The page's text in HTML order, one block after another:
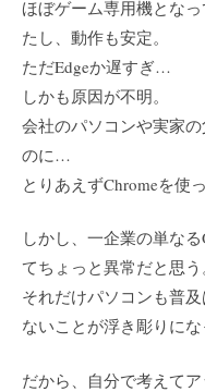
ほぼゲーム専用機とな
たし、動作も安定。
ただEdgeか遅すぎ…
しかも原因が不明。
会社のパソコンや実家
のに…
とりあえずChromeを使っ
しかし、一企業の単な
てちょっと異常だと思う
それだけパソコンも普
ないことが浮き彫りにな
だから、自分で考えて